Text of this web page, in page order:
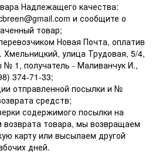
Надлежащего качества:
и сообщите о
товар;
Новая Почта, оплатив
Хмельницкий, улица Трудовая, 5/4,
№ 1, получатель - Маливанчук И.,
374-71-33;
отправленной посылки и №
средств;
содержимого посылки на
возврата товара, мы возвращаем
карту или высылаем другой
дней.